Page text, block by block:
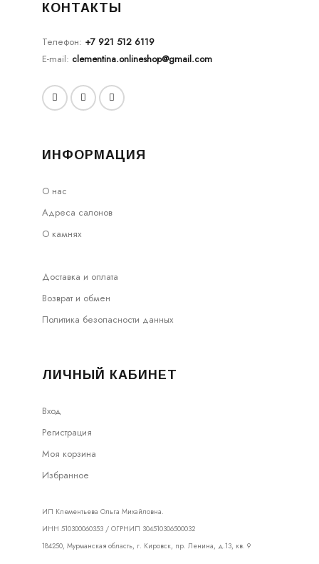
КОНТАКТЫ
Телефон: +7 921 512 6119
E-mail: clementina.onlineshop@gmail.com
ИНФОРМАЦИЯ
О нас
Адреса салонов
О камнях
Доставка и оплата
Возврат и обмен
Политика безопасности данных
ЛИЧНЫЙ КАБИНЕТ
Вход
Регистрация
Моя корзина
Избранное
ИП Клементьева Ольга Михайловна.
ИНН 510300060353 / ОГРНИП 304510306500032
184250, Мурманская область, г. Кировск, пр. Ленина, д.13, кв. 9